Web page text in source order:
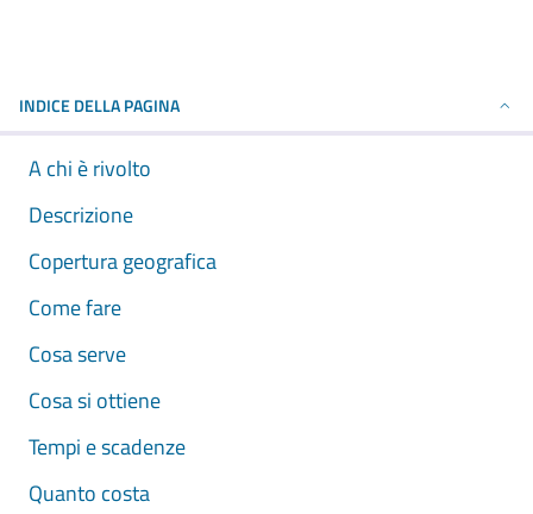
INDICE DELLA PAGINA
A chi è rivolto
Descrizione
Copertura geografica
Come fare
Cosa serve
Cosa si ottiene
Tempi e scadenze
Quanto costa